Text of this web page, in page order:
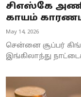
சிஎஸ்கே
காயம்
May 14, 2026
சென்னை சூப்பர்
இங்கிலாந்து